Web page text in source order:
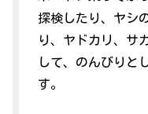
探検したり、ヤシ
り、ヤドカリ、サ
して、のんびりと
す。